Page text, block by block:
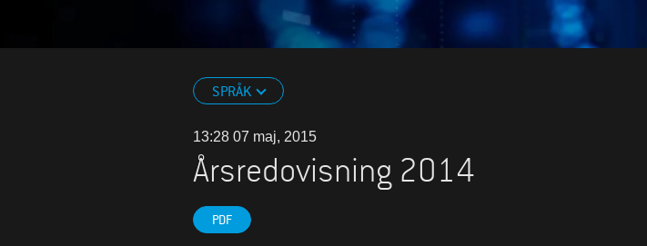
SPRÅK
13:28 07 maj, 2015
Årsredovisning 2014
PDF